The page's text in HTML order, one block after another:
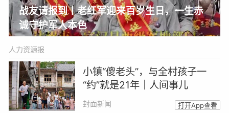
战友请报到丨老红军迎来百岁生日，一生赤
诚守护军人本色
人力资源报
小镇“傻老头”，与全村孩子一
“约”就是21年｜人间事儿
封面新闻 打开App查看